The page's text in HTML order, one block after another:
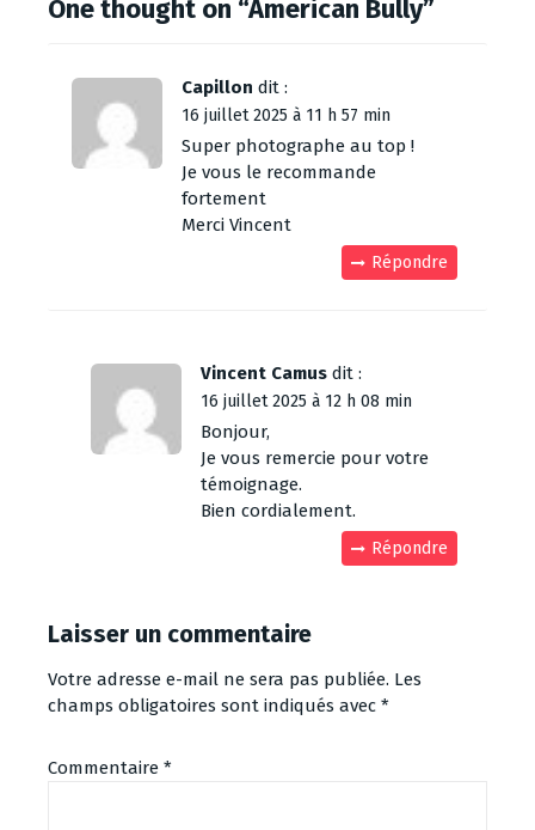
One thought on “American Bully”
Capillon dit :
16 juillet 2025 à 11 h 57 min
Super photographe au top !
Je vous le recommande
fortement
Merci Vincent
Répondre
Vincent Camus dit :
16 juillet 2025 à 12 h 08 min
Bonjour,
Je vous remercie pour votre
témoignage.
Bien cordialement.
Répondre
Laisser un commentaire
Votre adresse e-mail ne sera pas publiée. Les
champs obligatoires sont indiqués avec *
Commentaire *